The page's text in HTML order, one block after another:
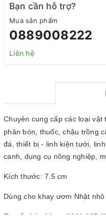
Bạn cần hỗ trợ?
Mua sản phẩm
0889008222
Liên hệ
Chuyên cung cấp các loại vật
phân bón, thuốc, chậu trồng
đá, thiết bị - linh kiện tưới,
canh, dụng cụ nông nghiệp,
Kích thước: 7.5 cm
Dùng cho khay ươm Nhật
Tư vấn bán hàng: 0901 087